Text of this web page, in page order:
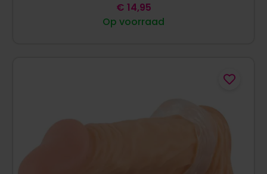
Op voorraad
€ 14,95